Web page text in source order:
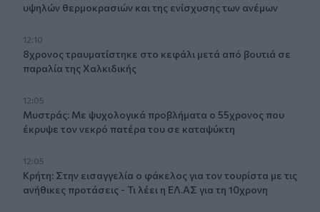
υψηλών θερμοκρασιών και της ενίσχυσης των ανέμων
12:10
8χρονος τραυματίστηκε στο κεφάλι μετά από βουτιά σε
παραλία της Χαλκιδικής
12:05
Μυστράς: Με ψυχολογικά προβλήματα ο 55χρονος που
έκρυψε τον νεκρό πατέρα του σε καταψύκτη
12:05
Κρήτη: Στην εισαγγελία ο φάκελος για τον τουρίστα με τις
ανήθικες προτάσεις - Τι λέει η ΕΛ.ΑΣ για τη 10χρονη